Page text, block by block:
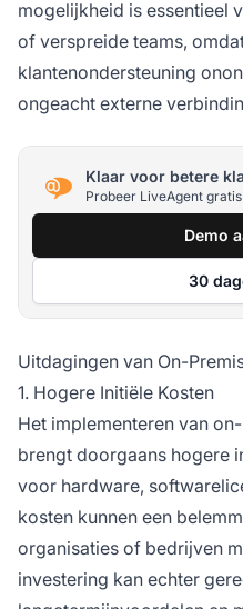
mogelijkheid is essentieel
of verspreide teams,
klantenondersteuning
ongeacht externe
Klaar voor betere
Probeer LiveAgent
Demo
30
Uitdagingen van On-
1. Hogere Initiële Kosten
Het implementeren van
brengt doorgaans hogere
voor hardware,
kosten kunnen een
organisaties of bedrijven
investering kan echter